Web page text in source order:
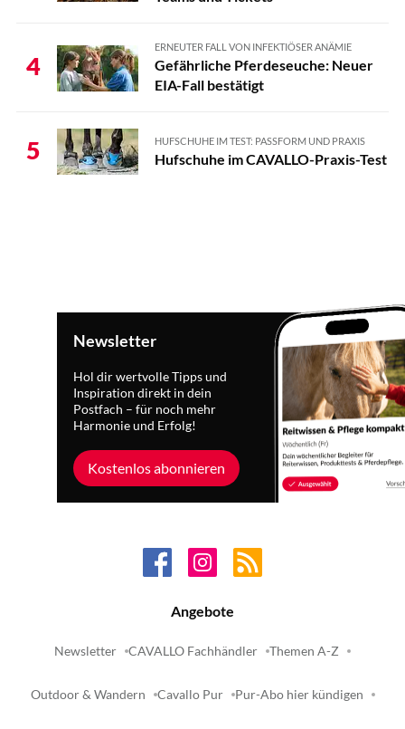
4
ERNEUTER FALL VON INFEKTIÖSER ANÄMIE
Gefährliche Pferdeseuche: Neuer
EIA-Fall bestätigt
5 HUFSCHUHE IM TEST: PASSFORM UND PRAXIS
Hufschuhe im CAVALLO-Praxis-Test
Newsletter
Hol dir wertvolle Tipps und
Inspiration direkt in dein
Postfach – für noch mehr
Harmonie und Erfolg!
Kostenlos abonnieren
Angebote
Newsletter CAVALLO Fachhändler Themen A-Z
Outdoor & Wandern Cavallo Pur Pur-Abo hier kündigen